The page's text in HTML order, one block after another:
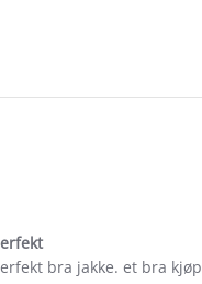
bra jakke. et bra kjøp